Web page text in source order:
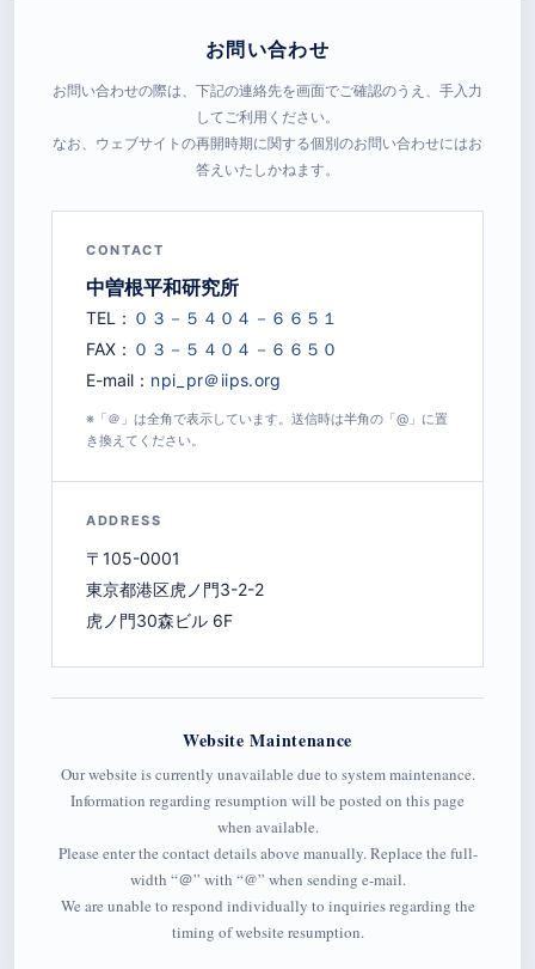
お問い合わせ
お問い合わせの際は、下記の連絡先を画面でご確認のうえ、手入力
してご利用ください。
なお、ウェブサイトの再開時期に関する個別のお問い合わせにはお
答えいたしかねます。
CONTACT
中曽根平和研究所
TEL：
FAX：
E-mail：
※「＠」は全角で表示しています。送信時は半角の「@」に置
き換えてください。
ADDRESS
〒105-0001
東京都港区虎ノ門3-2-2
虎ノ門30森ビル 6F
Website Maintenance
Our website is currently unavailable due to system maintenance.
Information regarding resumption will be posted on this page
when available.
Please enter the contact details above manually. Replace the full-
width “＠” with “@” when sending e-mail.
We are unable to respond individually to inquiries regarding the
timing of website resumption.